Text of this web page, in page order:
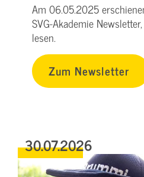
Am 06.05.2025
SVG-Akademie
lesen.
Zum Newsletter
30.07.2026